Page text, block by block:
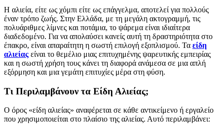
Η αλιεία, είτε ως χόμπι είτε ως επάγγελμα, αποτελεί για πολλούς
έναν τρόπο ζωής. Στην Ελλάδα, με τη μεγάλη ακτογραμμή, τις
πολυάριθμες λίμνες και ποτάμια, το ψάρεμα είναι ιδιαίτερα
διαδεδομένο. Για να απολαύσει κανείς αυτή τη δραστηριότητα στο
έπακρο, είναι απαραίτητη η σωστή επιλογή εξοπλισμού. Τα είδη
αλιείας είναι το θεμέλιο μιας επιτυχημένης ψαρευτικής εμπειρίας
και η σωστή χρήση τους κάνει τη διαφορά ανάμεσα σε μια απλή
εξόρμηση και μια γεμάτη επιτυχίες μέρα στη φύση.
Τι Περιλαμβάνουν τα Είδη Αλιείας;
Ο όρος «είδη αλιείας» αναφέρεται σε κάθε αντικείμενο ή εργαλείο
που χρησιμοποιείται στο πλαίσιο της αλιείας. Αυτό περιλαμβάνει: